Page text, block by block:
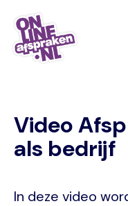
Skip
main
Video
als bedrijf
In deze video